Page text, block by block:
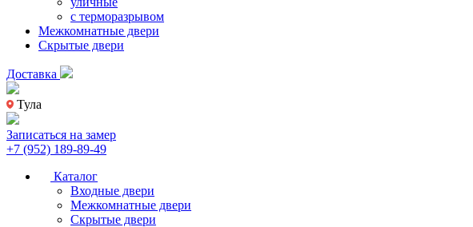
с терморазрывом
Межкомнатные двери
Скрытые двери
Доставка
Тула
Записаться на замер
+7 (952) 189-89-49
Каталог
Входные двери
Межкомнатные двери
Скрытые двери